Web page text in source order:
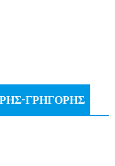
ΓΡΗΓΟΡΗΣ